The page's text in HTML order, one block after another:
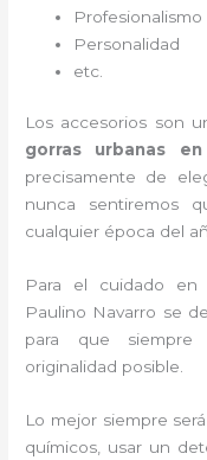
Profesionalismo
Personalidad
etc.
Los accesorios son
gorras urbanas en
precisamente de
nunca sentiremos
cualquier época del
Para el cuidado
Paulino Navarro se
para que
originalidad posible.
Lo mejor siempre
químicos, usar un